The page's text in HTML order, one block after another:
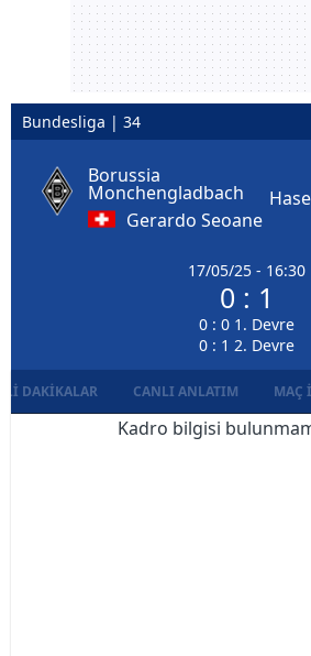
Bundesliga | 34
Borussia
Monchengladbach
Gerardo Seoane
17/05/25 - 16:30
0 : 1
0 : 0 1. Devre
0 : 1 2. Devre
DAKIKALAR CANLI ANLATIM MAÇ
Kadro bilgisi